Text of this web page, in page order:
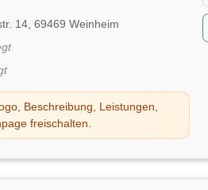
14, 69469 Weinheim
Beschreibung, Leistungen,
freischalten.